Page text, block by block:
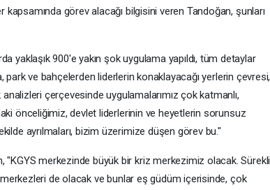
görev alacağı bilgisini veren Tandoğan, şunları
yaklaşık 900'e yakın şok uygulama yapıldı, tüm detaylar
park ve bahçelerden liderlerin konaklayacağı yerlerin çevresi,
çerçevesinde uygulamalarımız çok katmanlı,
önceliğimiz, devlet liderlerinin ve heyetlerin sorunsuz
ayrılmaları, bizim üzerimize düşen görev bu."
merkezinde büyük bir kriz merkezimiz olacak. Sürekli
de olacak ve bunlar eş güdüm içerisinde, çok